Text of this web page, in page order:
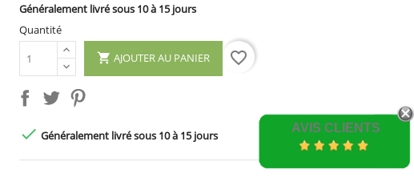
Généralement livré sous 10 à 15 jours
Quantité
 AJOUTER AU PANIER favorite_border
 Généralement livré sous 10 à 15 jours
AVIS CLIENTS